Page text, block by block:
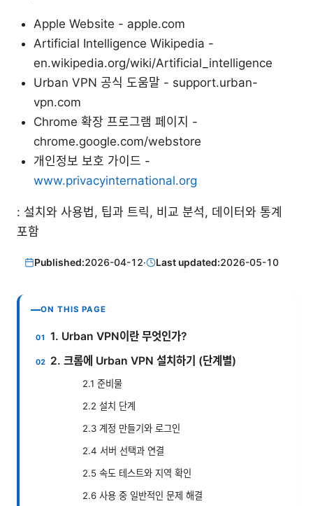
Apple Website - apple.com
Artificial Intelligence Wikipedia -
en.wikipedia.org/wiki/Artificial_intelligence
Urban VPN 공식 도움말 - support.urban-
vpn.com
Chrome 확장 프로그램 페이지 -
chrome.google.com/webstore
개인정보 보호 가이드 -
www.privacyinternational.org
: 설치와 사용법, 팁과 트릭, 비교 분석, 데이터와 통계
포함
Published:2026-04-12· Last updated:2026-05-10
ON THIS PAGE
1. Urban VPN이란 무엇인가?
2. 크롬에 Urban VPN 설치하기 (단계별)
2.1 준비물
2.2 설치 단계
2.3 계정 만들기와 로그인
2.4 서버 선택과 연결
2.5 속도 테스트와 지역 확인
2.6 사용 중 일반적인 문제 해결